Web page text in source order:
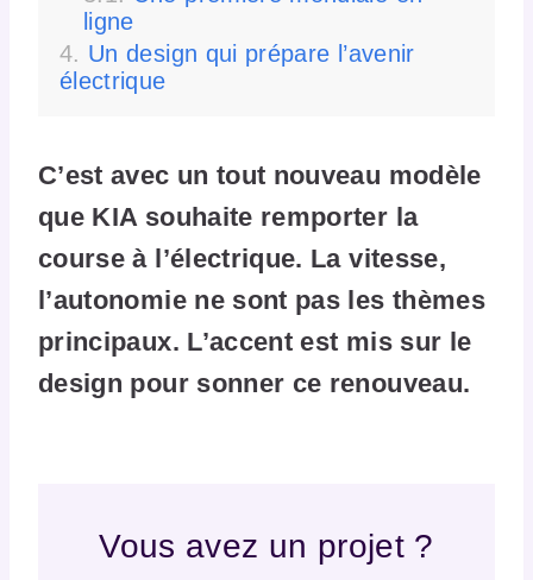
ligne
Un design qui prépare l’avenir
électrique
C’est avec un tout nouveau modèle
que KIA souhaite remporter la
course à l’électrique. La vitesse,
l’autonomie ne sont pas les thèmes
principaux. L’accent est mis sur le
design pour sonner ce renouveau.
Vous avez un projet ?